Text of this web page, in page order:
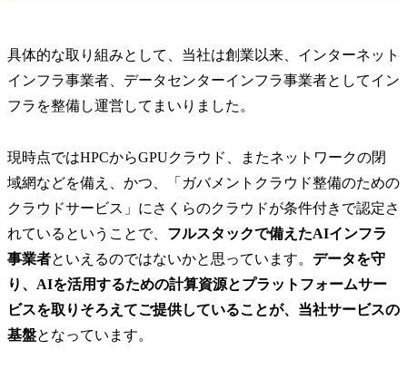
具体的な取り組みとして、当社は創業以来、インターネット
インフラ事業者、データセンターインフラ事業者としてイン
フラを整備し運営してまいりました。
現時点ではHPCからGPUクラウド、またネットワークの閉
域網などを備え、かつ、「ガバメントクラウド整備のための
クラウドサービス」にさくらのクラウドが条件付きで認定さ
れているということで、 フルスタックで備えたAIインフラ
事業者といえるのではないかと思っています。 データを守
り、AIを活用するための計算資源とプラットフォームサー
ビスを取りそろえてご提供していることが、当社サービスの
基盤となっています。